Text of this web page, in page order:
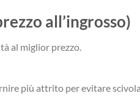
all’ingrosso)
al miglior prezzo.
più attrito per evitare